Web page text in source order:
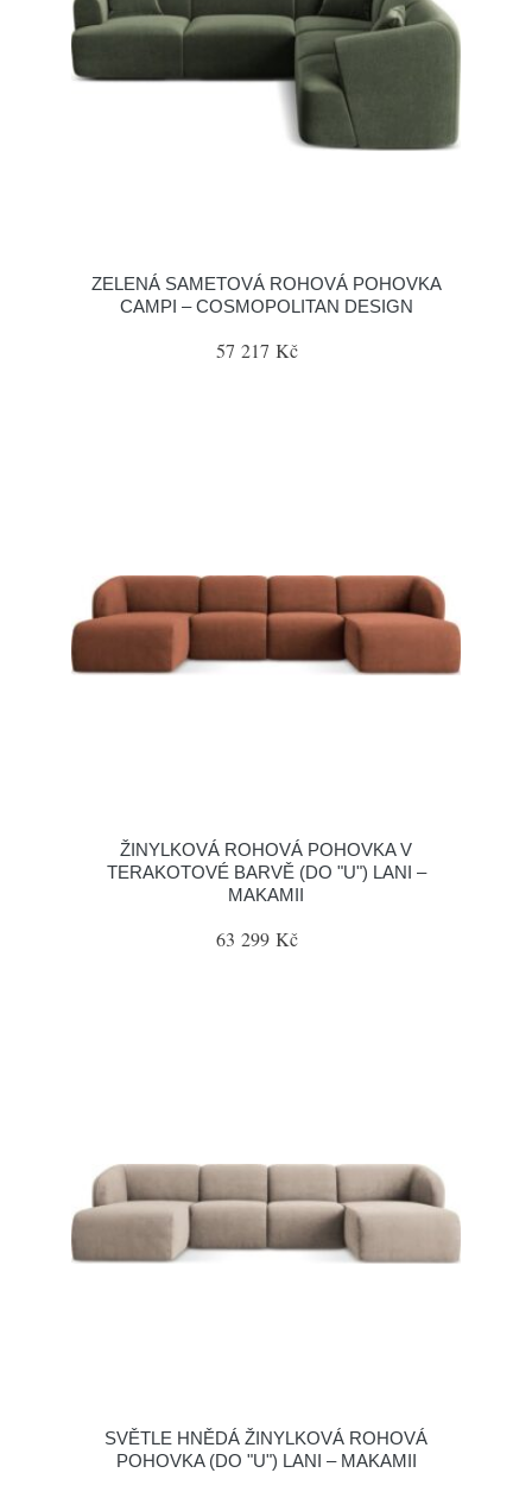
ZELENÁ SAMETOVÁ ROHOVÁ POHOVKA
CAMPI – COSMOPOLITAN DESIGN
57 217 Kč
ŽINYLKOVÁ ROHOVÁ POHOVKA V
TERAKOTOVÉ BARVĚ (DO "U") LANI –
MAKAMII
63 299 Kč
SVĚTLE HNĚDÁ ŽINYLKOVÁ ROHOVÁ
POHOVKA (DO "U") LANI – MAKAMII